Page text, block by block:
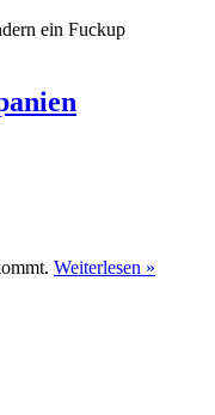
ein Fuckup
Weiterlesen »